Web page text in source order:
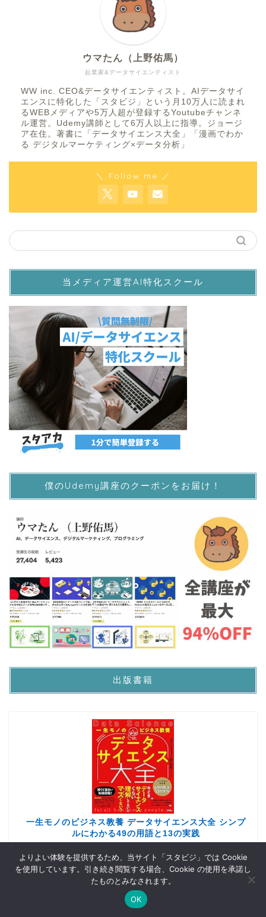
起業家&データサイエンティスト
ウマたん（上野佑馬）
WW inc. CEO&データサイエンティスト。AIデータサイ
エンスに特化した「スタビジ」という月10万人に読まれ
るWEBメディアや5万人超が登録するYoutubeチャンネ
ル運営。Udemy講師として6万人以上に指導。ジョージ
ア在住。著書に「データサイエンス大全」「漫画でわか
る デジタルマーケティング×データ分析」
＼ Follow me ／
当メディア運営AI特化スクール
僕のUdemy講座のクーポンをお届け！
出版書籍
一生モノのビジネス教養 データサイエンス大全 シンプ
ルにわかる49の用語と13の実践
Kindle Amazon 楽天市場
よりよい体験を提供するため、当サイト「スタビジ」では Cookie
を使用しています。引き続き閲覧する場合、Cookie の使用を承諾し
たものとみなされます。
OK